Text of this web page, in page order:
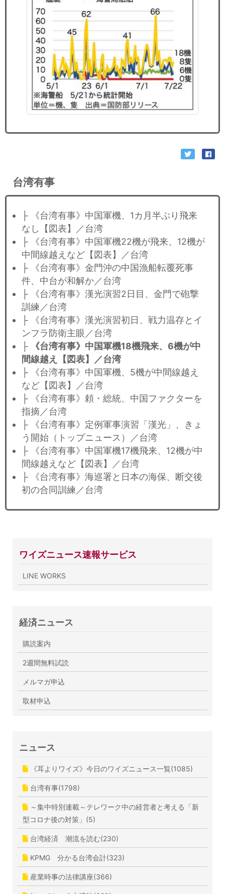
台湾有事
├ 《台湾有事》中国軍機、1カ月半ぶり飛来
なし【図表】／台湾
├ 《台湾有事》中国軍機22機が飛来、12機が
中間線越えなど【図表】／台湾
├ 《台湾有事》金門沖の中国漁船転覆死事
件、中台が和解か／台湾
├ 《台湾有事》漢光演習2日目、金門で砲撃
訓練／台湾
├ 《台湾有事》漢光演習初日、戦力温存とイ
ンフラ防衛主眼／台湾
├
《台湾有事》中国軍機18機飛来、6機が中
間線越え【図表】／台湾
├ 《台湾有事》中国軍機、5機が中間線越え
など【図表】／台湾
├ 《台湾有事》頼・総統、中国ファクターを
指摘／台湾
├ 《台湾有事》定例軍事演習「漢光」、きょ
う開始（トップニュース）／台湾
├ 《台湾有事》中国軍機17機飛来、12機が中
間線越えなど【図表】／台湾
├ 《台湾有事》海巡署と日本の海保、断交後
初の合同訓練／台湾
ワイズニュース速報サービス
LINE WORKS
経済ニュース
購読案内
2週間無料試読
メルマガ申込
取材申込
ニュース
《耳よりワイズ》今日のワイズニュース一覧(1085)
台湾有事(1798)
～集中特別連載～テレワーク中の経営者と考える「新
型コロナ後の対策」(5)
台湾経済 潮流を読む(230)
KPMG 分かる台湾会計(323)
産業時事の法律講座(366)